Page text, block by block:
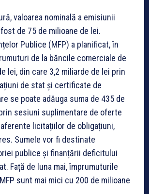
valoarea nominală a emisiunii
de 75 de milioane de lei.
Publice (MFP) a planificat, în
de la băncile comerciale de
lei, din care 3,2 miliarde de lei prin
de stat și certificate de
se poate adăuga suma de 435 de
sesiuni suplimentare de oferte
licitațiilor de obligațiuni,
Sumele vor fi destinate
publice și finanțării deficitului
Față de luna mai, împrumuturile
sunt mai mici cu 200 de milioane